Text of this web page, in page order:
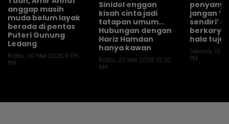
anggap masih
muda belum layak
berada di pentas
Puteri Gunung
Ledang
Rabu, 20 Mei 2026 6:05
PM
Sinidol enggan
kisah cinta jadi
tatapan umum…
Hubungan dengan
Hariz Hamdan
hanya kawan
Rabu, 20 Mei 2026 10:30
AM
penyanyi
jangan
sendiri’
hala tuju
Selasa, 19
PM